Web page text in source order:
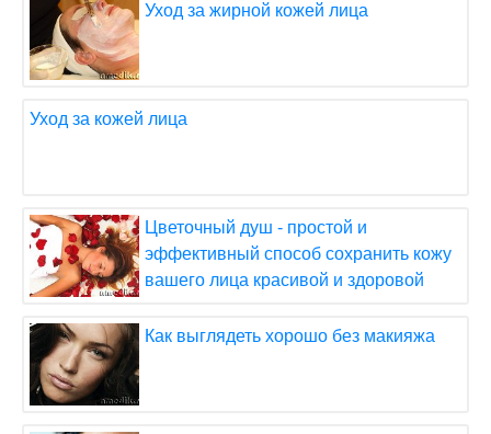
Уход за жирной кожей лица
Уход за кожей лица
Цветочный душ - простой и
эффективный способ сохранить кожу
вашего лица красивой и здоровой
Как выглядеть хорошо без макияжа